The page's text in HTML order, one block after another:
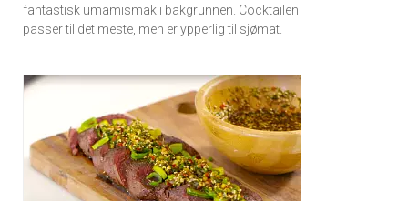
fantastisk umamismak i bakgrunnen. Cocktailen
passer til det meste, men er ypperlig til sjømat.